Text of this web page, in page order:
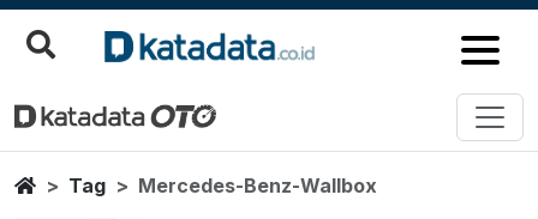
Mercedes Benz Wallbox
Berita Terbaru
HomeTag Mercedes-Benz-Wallbox